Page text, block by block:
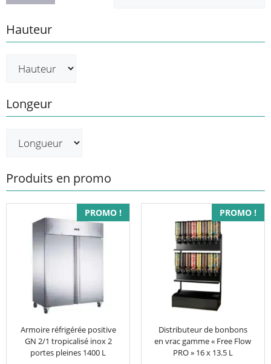
Hauteur
Longeur
Produits en promo
PROMO !
Armoire réfrigérée positive
GN 2/1 tropicalisé inox 2
portes pleines 1400 L
PROMO !
Distributeur de bonbons
en vrac gamme « Free Flow
PRO » 16 x 13.5 L